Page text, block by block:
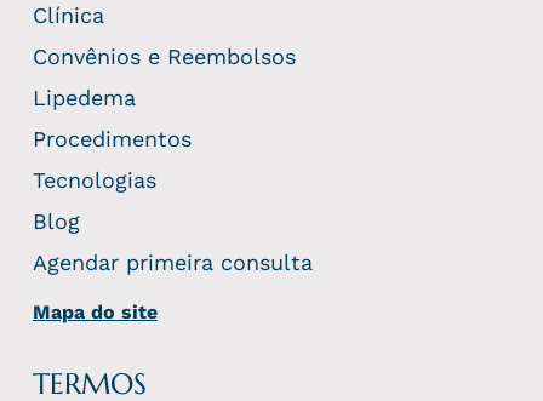
Clínica
Convênios e Reembolsos
Lipedema
Procedimentos
Tecnologias
Blog
Agendar primeira consulta
Mapa do site
TERMOS